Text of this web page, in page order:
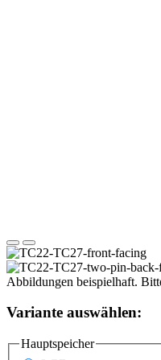
Abbildungen beispielhaft.
Variante auswählen:
Hauptspeicher